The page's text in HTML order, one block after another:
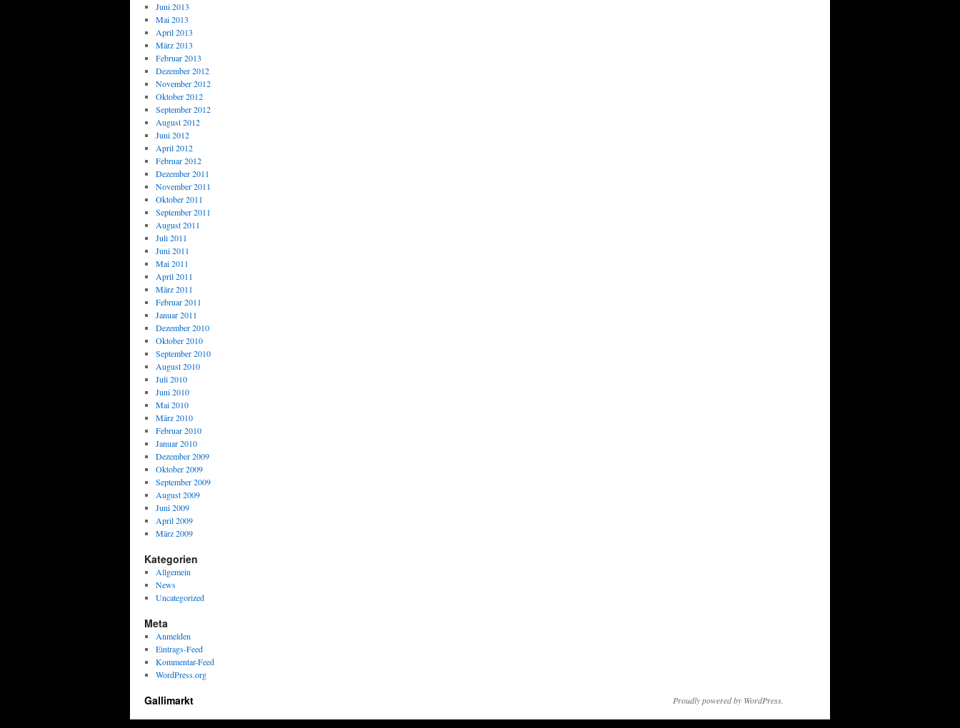
Juni 2013
Mai 2013
April 2013
März 2013
Februar 2013
Dezember 2012
November 2012
Oktober 2012
September 2012
August 2012
Juni 2012
April 2012
Februar 2012
Dezember 2011
November 2011
Oktober 2011
September 2011
August 2011
Juli 2011
Juni 2011
Mai 2011
April 2011
März 2011
Februar 2011
Januar 2011
Dezember 2010
Oktober 2010
September 2010
August 2010
Juli 2010
Juni 2010
Mai 2010
März 2010
Februar 2010
Januar 2010
Dezember 2009
Oktober 2009
September 2009
August 2009
Juni 2009
April 2009
März 2009
Kategorien
Allgemein
News
Uncategorized
Meta
Anmelden
Eintrags-Feed
Kommentar-Feed
WordPress.org
Gallimarkt Proudly powered by WordPress.